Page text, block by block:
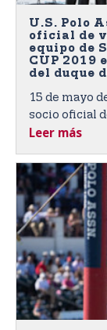
U.S. Polo
oficial de
equipo de
CUP 2019
del duque
15 de mayo
socio oficial
Cup 2019
jugadores
de polo
del evento.
Leer más